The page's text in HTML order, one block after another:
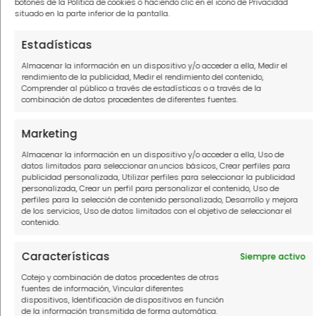
situado en la parte inferior de la pantalla.
Estadísticas
Almacenar la información en un dispositivo y/o acceder a ella, Medir el
rendimiento de la publicidad, Medir el rendimiento del contenido,
Comprender al público a través de estadísticas o a través de la
combinación de datos procedentes de diferentes fuentes.
Marketing
Almacenar la información en un dispositivo y/o acceder a ella, Uso de
datos limitados para seleccionar anuncios básicos, Crear perfiles para
publicidad personalizada, Utilizar perfiles para seleccionar la publicidad
personalizada, Crear un perfil para personalizar el contenido, Uso de
perfiles para la selección de contenido personalizado, Desarrollo y mejora
de los servicios, Uso de datos limitados con el objetivo de seleccionar el
contenido.
Características Siempre activo
Cotejo y combinación de datos procedentes de otras
fuentes de información, Vincular diferentes
dispositivos, Identificación de dispositivos en función
de la información transmitida de forma automática.
cierre definitivo.
Si necesitas más información sobre este
proceso, Soluciona Mi Deuda puede
ayudarte. Llámanos al910916445o, si lo
prefieres, rellena el formulario y nos
Este artículo ha sido escrito porOlga
Campello, abogada especializada en
derecho bancario y procesal.